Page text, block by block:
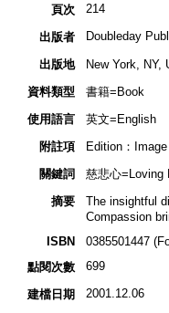
頁次 214
出版者 Doubleday
出版地
New York, NY,
資料類型
書籍=Book
使用語言
英文=English
附註項
Edition：
關鍵詞
慈悲心=Loving
摘要
The insightful
Compassion
ISBN
0385501447
點閱次數
699
建檔日期 2001.12.06